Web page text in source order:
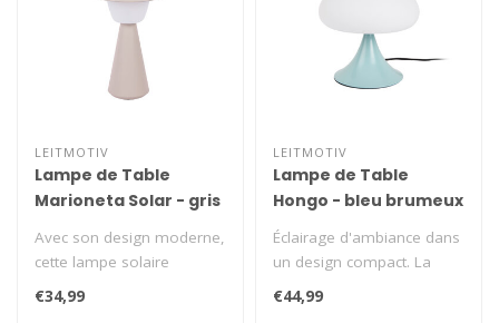
LEITMOTIV
Lampe de Table
Marioneta Solar - gris
Avec son design moderne,
cette lampe solaire
s'intègre parfaitement à
tous les..
€34,99
LEITMOTIV
Lampe de Table
Hongo - bleu brumeux
Éclairage d'ambiance dans
un design compact. La
lampe de table Hongo de
Leitmot..
€44,99